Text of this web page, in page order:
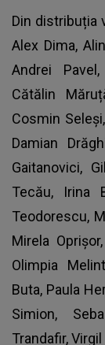
Din distribuția
Alex Dima,
Andrei
Cătălin
Cosmin
Damian
Gaitanovici,
Tecău, Irina
Teodorescu,
Mirela
Olimpia
Buta, Paula
Simion,
Trandafir,